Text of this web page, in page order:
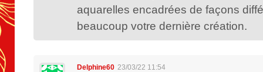
aquarelles encadrées de façons
beaucoup votre dernière création.
Delphine60 23/03/22 11:54